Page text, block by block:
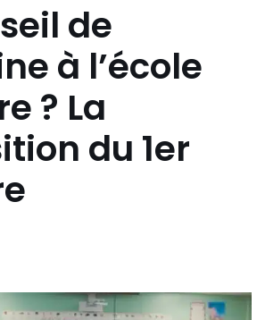
de
à l’école
? La
du 1er